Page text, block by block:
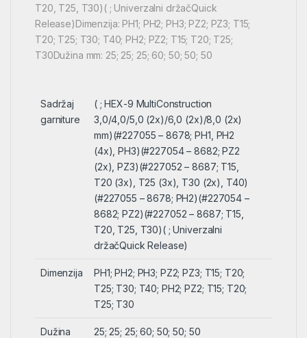
T20, T25, T30)( ; Univerzalni držačQuick
Release)Dimenzija: PH1; PH2; PH3; PZ2; PZ3; T15;
T20; T25; T30; T40; PH2; PZ2; T15; T20; T25;
T30Dužina mm: 25; 25; 25; 60; 50; 50; 50
Sadržaj
garniture
( ; HEX-9 MultiConstruction
3,0/4,0/5,0 (2x)/6,0 (2x)/8,0 (2x)
mm)(#227055 – 8678; PH1, PH2
(4x), PH3)(#227054 – 8682; PZ2
(2x), PZ3)(#227052 – 8687; T15,
T20 (3x), T25 (3x), T30 (2x), T40)
(#227055 – 8678; PH2)(#227054 –
8682; PZ2)(#227052 – 8687; T15,
T20, T25, T30)( ; Univerzalni
držačQuick Release)
Dimenzija
PH1; PH2; PH3; PZ2; PZ3; T15; T20;
T25; T30; T40; PH2; PZ2; T15; T20;
T25; T30
Dužina
25; 25; 25; 60; 50; 50; 50